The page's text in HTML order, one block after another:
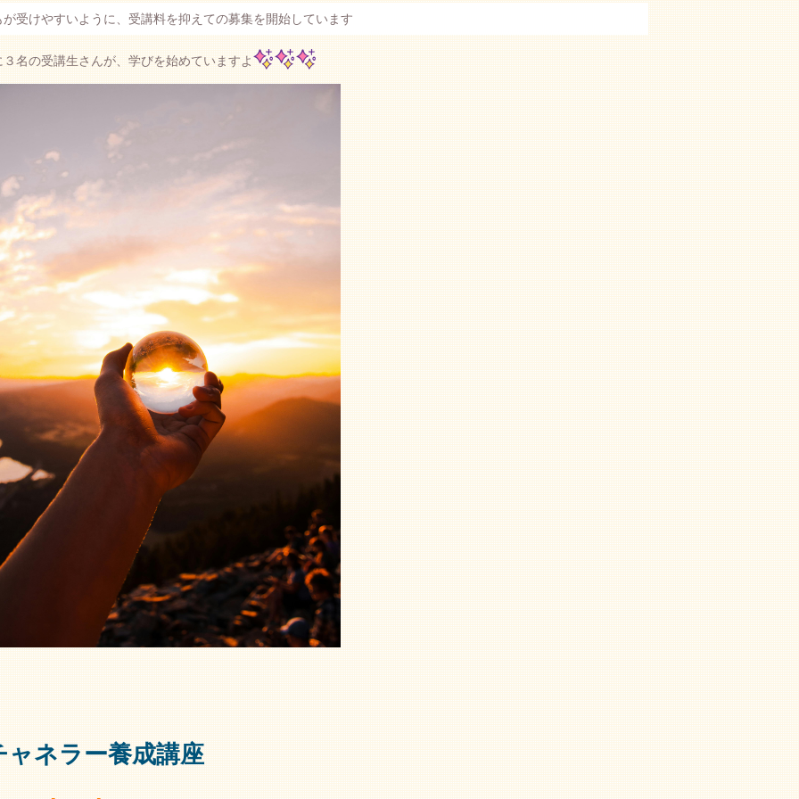
が受けやすいように、受講料を抑えての募集を開始しています
３名の受講生さんが、学びを始めていますよ
ャネラー養成講座